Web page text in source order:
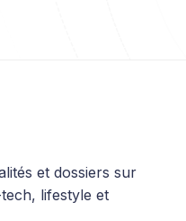
et dossiers sur
lifestyle et